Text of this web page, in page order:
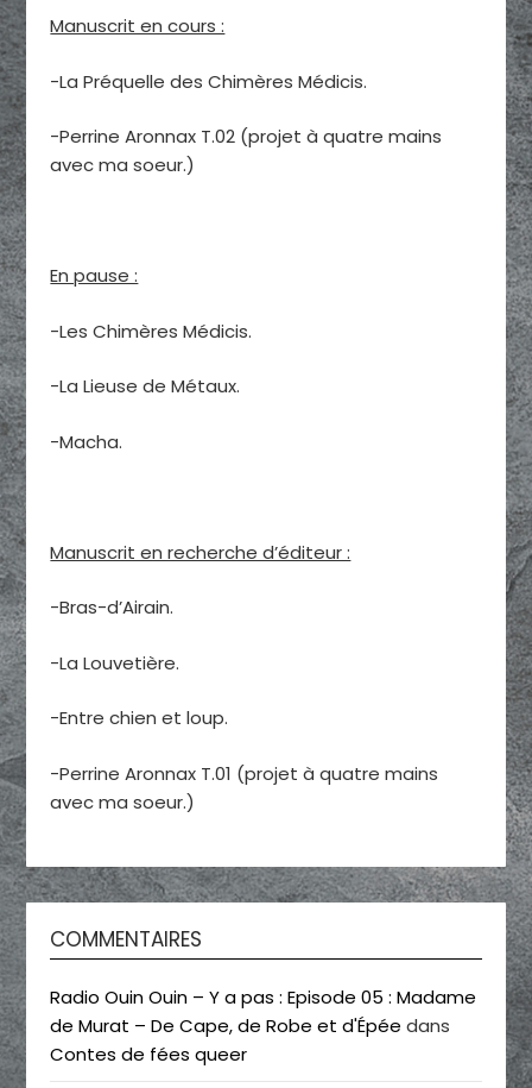
Manuscrit en cours :
-La Préquelle des Chimères Médicis.
-Perrine Aronnax T.02 (projet à quatre mains
avec ma soeur.)
En pause :
-Les Chimères Médicis.
-La Lieuse de Métaux.
-Macha.
Manuscrit en recherche d’éditeur :
-Bras-d’Airain.
-La Louvetière.
-Entre chien et loup.
-Perrine Aronnax T.01 (projet à quatre mains
avec ma soeur.)
COMMENTAIRES
Radio Ouin Ouin – Y a pas : Episode 05 : Madame
de Murat – De Cape, de Robe et d'Épée dans
Contes de fées queer